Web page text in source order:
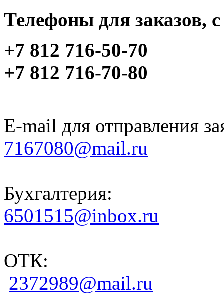
Телефоны для заказов,
+7 812 716-50-70
+7 812 716-70-80
E-mail для отправления
7167080@mail.ru
Бухгалтерия:
6501515@inbox.ru
ОТК:
2372989@mail.ru